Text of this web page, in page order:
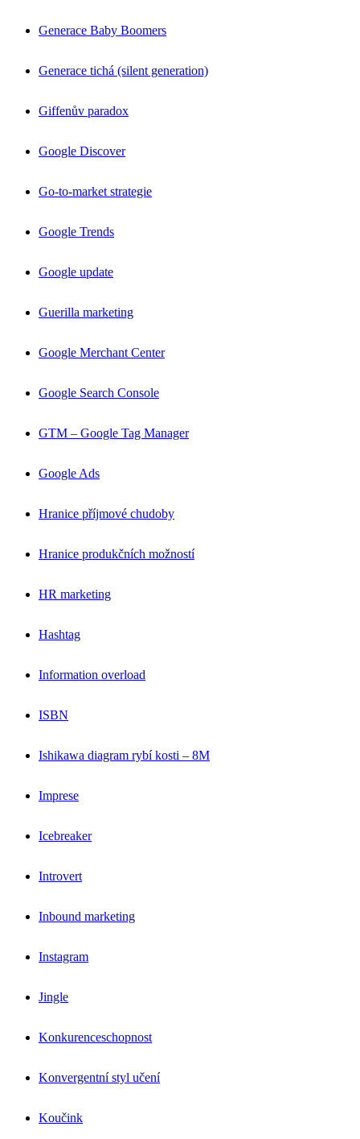
Generace Baby Boomers
Generace tichá (silent generation)
Giffenův paradox
Google Discover
Go-to-market strategie
Google Trends
Google update
Guerilla marketing
Google Merchant Center
Google Search Console
GTM – Google Tag Manager
Google Ads
Hranice příjmové chudoby
Hranice produkčních možností
HR marketing
Hashtag
Information overload
ISBN
Ishikawa diagram rybí kosti – 8M
Imprese
Icebreaker
Introvert
Inbound marketing
Instagram
Jingle
Konkurenceschopnost
Konvergentní styl učení
Koučink